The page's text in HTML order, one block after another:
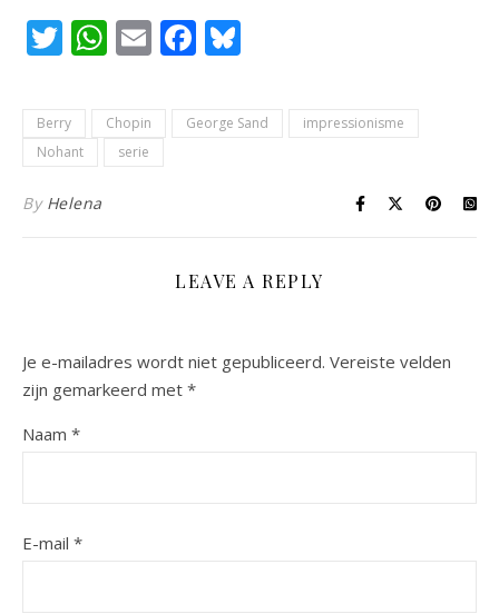
Twitter
WhatsApp
EmailFacebook
Berry Chopin George Sand
impressionisme
Nohant
serie
By Helena
LEAVE A REPLY
Je e-mailadres wordt niet gepubliceerd. Vereiste velden
zijn gemarkeerd met *
Naam *
E-mail *